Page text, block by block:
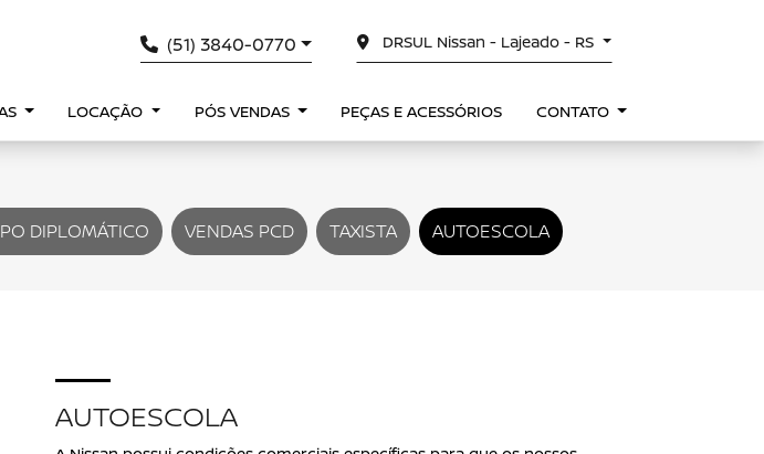
(51) 3840-0770 DRSUL Nissan - Lajeado - RS
LOCAÇÃO PÓS VENDAS PEÇAS E ACESSÓRIOS CONTATO
DIPLOMÁTICO VENDAS PCD TAXISTA AUTOESCOLA
AUTOESCOLA